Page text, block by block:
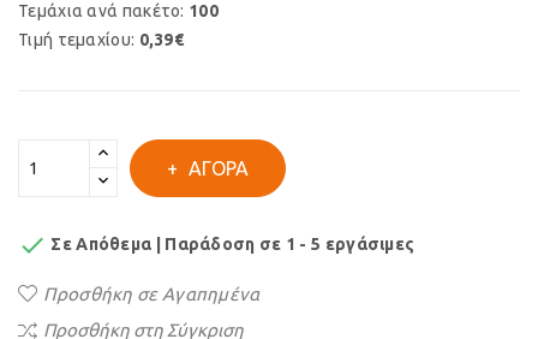
Τεμάχια ανά πακέτο: 100
Τιμή τεμαχίου: 0,39€
ΑΓΟΡΆ
 Σε Απόθεμα | Παράδοση σε 1 - 5 εργάσιμες
Προσθήκη σε Αγαπημένα
Προσθήκη στη Σύγκριση